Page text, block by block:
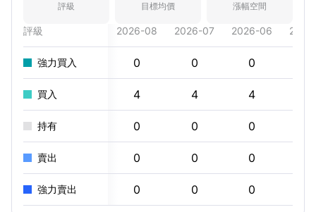
評級 目標均價 漲幅空間
評級 2026-08 2026-07 2026-06
強力買入 0 0 0
買入 4 4 4
持有 0 0 0
賣出 0 0 0
強力賣出 0 0 0